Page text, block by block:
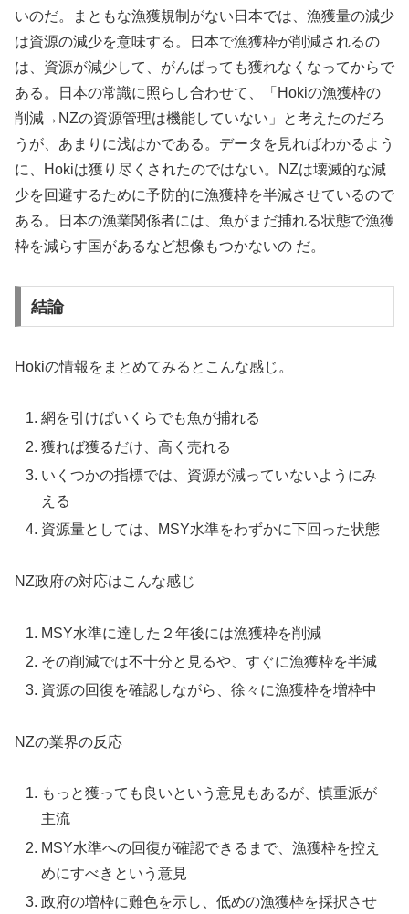
いのだ。まともな漁獲規制がない日本では、漁獲量の減少
は資源の減少を意味する。日本で漁獲枠が削減されるの
は、資源が減少して、がんばっても獲れなくなってからで
ある。日本の常識に照らし合わせて、「Hokiの漁獲枠の
削減→NZの資源管理は機能していない」と考えたのだろ
うが、あまりに浅はかである。データを見ればわかるよう
に、Hokiは獲り尽くされたのではない。NZは壊滅的な減
少を回避するために予防的に漁獲枠を半減させているので
ある。日本の漁業関係者には、魚がまだ捕れる状態で漁獲
枠を減らす国があるなど想像もつかないの だ。
結論
Hokiの情報をまとめてみるとこんな感じ。
網を引けばいくらでも魚が捕れる
獲れば獲るだけ、高く売れる
いくつかの指標では、資源が減っていないようにみ
える
資源量としては、MSY水準をわずかに下回った状態
NZ政府の対応はこんな感じ
MSY水準に達した２年後には漁獲枠を削減
その削減では不十分と見るや、すぐに漁獲枠を半減
資源の回復を確認しながら、徐々に漁獲枠を増枠中
NZの業界の反応
もっと獲っても良いという意見もあるが、慎重派が
主流
MSY水準への回復が確認できるまで、漁獲枠を控え
めにすべきという意見
政府の増枠に難色を示し、低めの漁獲枠を採択させ